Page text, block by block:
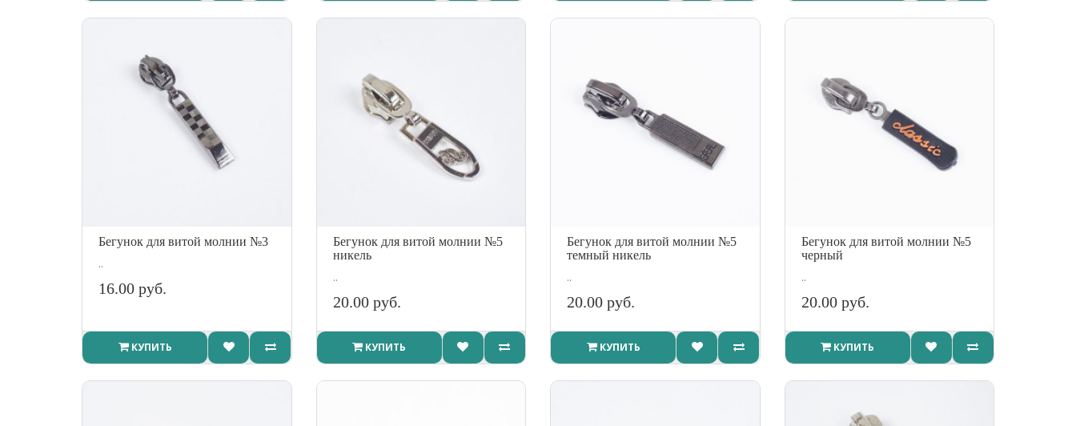
Бегунок для витой молнии №3
..
16.00 руб.
КУПИТЬ
Бегунок для витой молнии №5
никель
..
20.00 руб.
КУПИТЬ
Бегунок для витой молнии №5
темный никель
..
20.00 руб.
КУПИТЬ
Бегунок для витой молнии №5
черный
..
20.00 руб.
КУПИТЬ